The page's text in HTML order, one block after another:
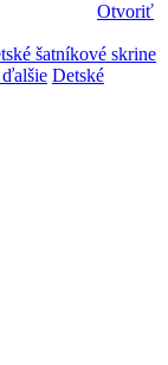
Otvoriť
šatníkové skrine
Detské